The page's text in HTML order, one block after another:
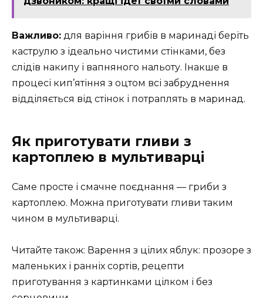
Важливо: для варіння грибів в маринаді беріть
каструлю з ідеально чистими стінками, без
слідів накипу і вапняного нальоту. Інакше в
процесі кип’ятіння з оцтом всі забруднення
відділяється від стінок і потраплять в маринад.
Як приготувати гливи з
картоплею в мультиварці
Саме просте і смачне поєднання — гриби з
картоплею. Можна приготувати гливи таким
чином в мультиварці.
Читайте також: Варення з цілих яблук: прозоре з
маленьких і ранніх сортів, рецепти
приготування з картинками цілком і без